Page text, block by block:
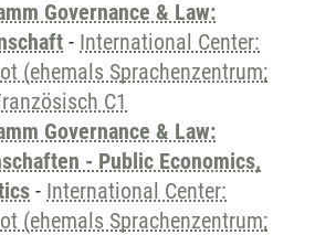
Governance & Law:
- International Center:
(ehemals Sprachenzentrum;
C1
Governance & Law:
- Public Economics,
- International Center:
(ehemals Sprachenzentrum;